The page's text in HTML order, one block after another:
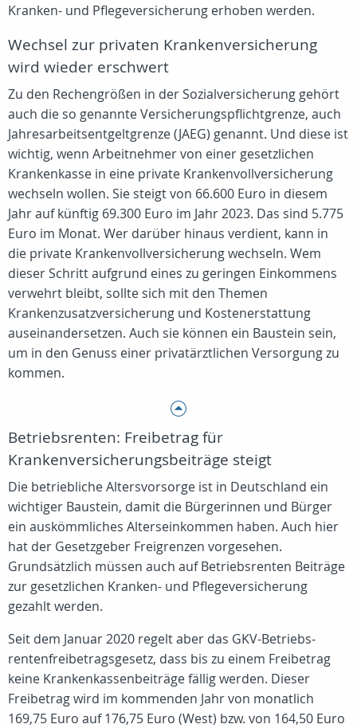
Kranken- und Pflegeversicherung erhoben werden.
Wechsel zur privaten Krankenversicherung
wird wieder erschwert
Zu den Rechengrößen in der Sozialversicherung gehört
auch die so genannte Versicherungspflichtgrenze, auch
Jahresarbeitsentgeltgrenze (JAEG) genannt. Und diese ist
wichtig, wenn Arbeitnehmer von einer gesetzlichen
Krankenkasse in eine private Krankenvollversicherung
wechseln wollen. Sie steigt von 66.600 Euro in diesem
Jahr auf künftig 69.300 Euro im Jahr 2023. Das sind 5.775
Euro im Monat. Wer darüber hinaus verdient, kann in
die private Krankenvollversicherung wechseln. Wem
dieser Schritt aufgrund eines zu geringen Einkommens
verwehrt bleibt, sollte sich mit den Themen
Krankenzusatzversicherung und Kostenerstattung
auseinandersetzen. Auch sie können ein Baustein sein,
um in den Genuss einer privatärztlichen Versorgung zu
kommen.
Betriebsrenten: Freibetrag für
Krankenversicherungsbeiträge steigt
Die betriebliche Altersvorsorge ist in Deutschland ein
wichtiger Baustein, damit die Bürgerinnen und Bürger
ein auskömmliches Alterseinkommen haben. Auch hier
hat der Gesetzgeber Freigrenzen vorgesehen.
Grundsätzlich müssen auch auf Betriebsrenten Beiträge
zur gesetzlichen Kranken- und Pflegeversicherung
gezahlt werden.
Seit dem Januar 2020 regelt aber das GKV-Betriebs­
rentenfrei­betrags­gesetz, dass bis zu einem Freibetrag
keine Krankenkassenbeiträge fällig werden. Dieser
Freibetrag wird im kommenden Jahr von monatlich
169,75 Euro auf 176,75 Euro (West) bzw. von 164,50 Euro